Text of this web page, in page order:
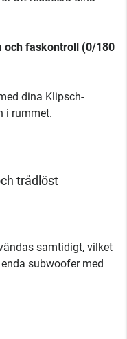
och faskontroll (0/180
dina Klipsch-
i rummet.
trådlöst
samtidigt, vilket
subwoofer med